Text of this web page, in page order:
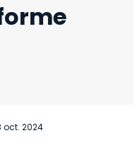
oct. 2024